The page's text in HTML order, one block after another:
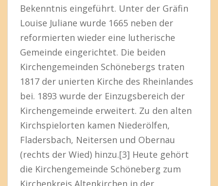
Bekenntnis eingeführt. Unter der Gräfin
Louise Juliane wurde 1665 neben der
reformierten wieder eine lutherische
Gemeinde eingerichtet. Die beiden
Kirchengemeinden Schönebergs traten
1817 der unierten Kirche des Rheinlandes
bei. 1893 wurde der Einzugsbereich der
Kirchengemeinde erweitert. Zu den alten
Kirchspielorten kamen Niederölfen,
Fladersbach, Neitersen und Obernau
(rechts der Wied) hinzu.[3] Heute gehört
die Kirchengemeinde Schöneberg zum
Kirchenkreis Altenkirchen in der